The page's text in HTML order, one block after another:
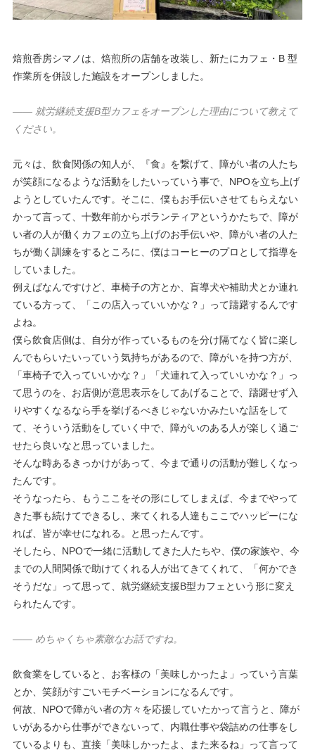
焙煎香房シマノは、焙煎所の店舗を改装し、新たにカフェ・B 型
作業所を併設した施設をオープンしました。
—— 就労継続支援B型カフェをオープンした理由について教えて
ください。
元々は、飲食関係の知人が、『食』を繋げて、障がい者の人たち
が笑顔になるような活動をしたいっていう事で、NPOを立ち上げ
ようとしていたんです。そこに、僕もお手伝いさせてもらえない
かって言って、十数年前からボランティアというかたちで、障が
い者の人が働くカフェの立ち上げのお手伝いや、障がい者の人た
ちが働く訓練をするところに、僕はコーヒーのプロとして指導を
していました。
例えばなんですけど、車椅子の方とか、盲導犬や補助犬とか連れ
ている方って、「この店入っていいかな？」って躊躇するんです
よね。
僕ら飲食店側は、自分が作っているものを分け隔てなく皆に楽し
んでもらいたいっていう気持ちがあるので、障がいを持つ方が、
「車椅子で入っていいかな？」「犬連れて入っていいかな？」っ
て思うのを、お店側が意思表示をしてあげることで、躊躇せず入
りやすくなるなら手を挙げるべきじゃないかみたいな話をして
て、そういう活動をしていく中で、障がいのある人が楽しく過ご
せたら良いなと思っていました。
そんな時あるきっかけがあって、今まで通りの活動が難しくなっ
たんです。
そうなったら、もうここをその形にしてしまえば、今までやって
きた事も続けてできるし、来てくれる人達もここでハッピーにな
れば、皆が幸せになれる。と思ったんです。
そしたら、NPOで一緒に活動してきた人たちや、僕の家族や、今
までの人間関係で助けてくれる人が出てきてくれて、「何かでき
そうだな」って思って、就労継続支援B型カフェという形に変え
られたんです。
—— めちゃくちゃ素敵なお話ですね。
飲食業をしていると、お客様の「美味しかったよ」っていう言葉
とか、笑顔がすごいモチベーションになるんです。
何故、NPOで障がい者の方々を応援していたかって言うと、障が
いがあるから仕事ができないって、内職仕事や袋詰めの仕事をし
ているよりも、直接「美味しかったよ、また来るね」って言って